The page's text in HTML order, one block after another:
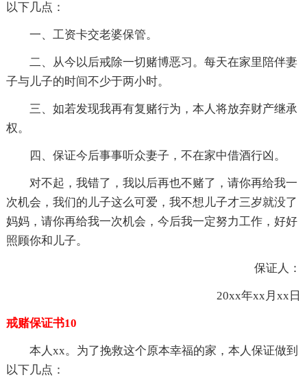
以下几点：
一、工资卡交老婆保管。
二、从今以后戒除一切赌博恶习。每天在家里陪伴妻
子与儿子的时间不少于两小时。
三、如若发现我再有复赌行为，本人将放弃财产继承
权。
四、保证今后事事听众妻子，不在家中借酒行凶。
对不起，我错了，我以后再也不赌了，请你再给我一
次机会，我们的儿子这么可爱，我不想儿子才三岁就没了
妈妈，请你再给我一次机会，今后我一定努力工作，好好
照顾你和儿子。
保证人：
20xx年xx月xx日
戒赌保证书10
本人xx。为了挽救这个原本幸福的家，本人保证做到
以下几点：